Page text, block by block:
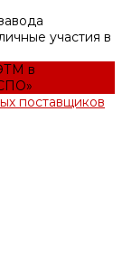
участия в
в
поставщиков